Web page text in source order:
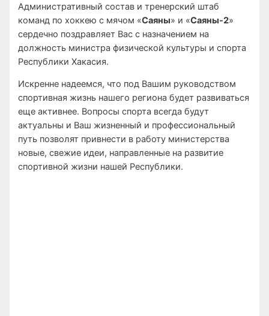
Административный состав и тренерский штаб
команд по хоккею с мячом «Саяны» и «Саяны-2»
сердечно поздравляет Вас с назначением на
должность министра физической культуры и спорта
Республики Хакасия.
Искренне надеемся, что под Вашим руководством
спортивная жизнь нашего региона будет развиваться
еще активнее. Вопросы спорта всегда будут
актуальны и Ваш жизненный и профессиональный
путь позволят привнести в работу министерства
новые, свежие идеи, направленные на развитие
спортивной жизни нашей Республики.